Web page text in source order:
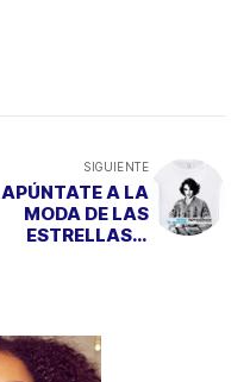
SIGUIENTE
APÚNTATE A LA
MODA DE LAS
ESTRELLAS Y